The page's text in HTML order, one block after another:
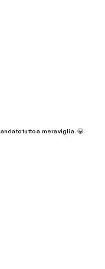
tutto a meraviglia. 🤩